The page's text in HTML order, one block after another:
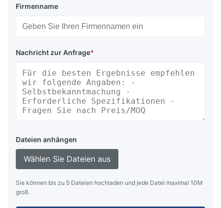
Firmenname
Nachricht zur Anfrage*
Dateien anhängen
Wählen Sie Dateien aus
Sie können bis zu 5 Dateien hochladen und jede Datei maximal 10M
groß.